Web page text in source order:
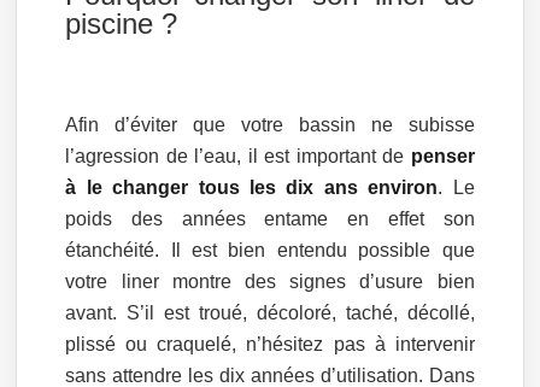
piscine ?
Afin d’éviter que votre bassin ne subisse
l’agression de l’eau, il est important de penser
à le changer tous les dix ans environ. Le
poids des années entame en effet son
étanchéité. Il est bien entendu possible que
votre liner montre des signes d’usure bien
avant. S’il est troué, décoloré, taché, décollé,
plissé ou craquelé, n’hésitez pas à intervenir
sans attendre les dix années d’utilisation. Dans